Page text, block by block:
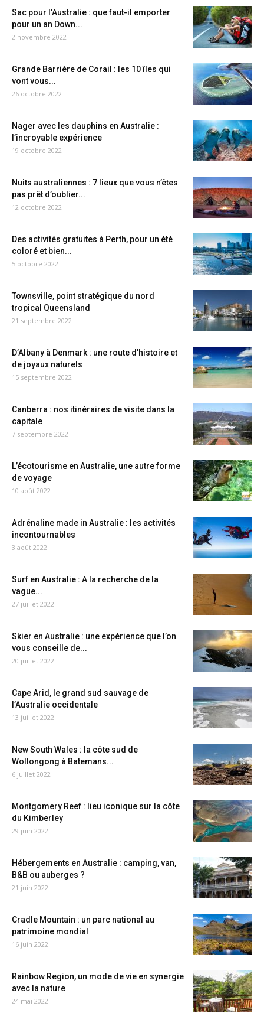
Sac pour l’Australie : que faut-il emporter
pour un an Down...
2 novembre 2022
Grande Barrière de Corail : les 10 îles qui
vont vous...
26 octobre 2022
Nager avec les dauphins en Australie :
l’incroyable expérience
19 octobre 2022
Nuits australiennes : 7 lieux que vous n’êtes
pas prêt d’oublier...
12 octobre 2022
Des activités gratuites à Perth, pour un été
coloré et bien...
5 octobre 2022
Townsville, point stratégique du nord
tropical Queensland
21 septembre 2022
D’Albany à Denmark : une route d’histoire et
de joyaux naturels
15 septembre 2022
Canberra : nos itinéraires de visite dans la
capitale
7 septembre 2022
L’écotourisme en Australie, une autre forme
de voyage
10 août 2022
Adrénaline made in Australie : les activités
incontournables
3 août 2022
Surf en Australie : A la recherche de la
vague...
27 juillet 2022
Skier en Australie : une expérience que l’on
vous conseille de...
20 juillet 2022
Cape Arid, le grand sud sauvage de
l’Australie occidentale
13 juillet 2022
New South Wales : la côte sud de
Wollongong à Batemans...
6 juillet 2022
Montgomery Reef : lieu iconique sur la côte
du Kimberley
29 juin 2022
Hébergements en Australie : camping, van,
B&B ou auberges ?
21 juin 2022
Cradle Mountain : un parc national au
patrimoine mondial
16 juin 2022
Rainbow Region, un mode de vie en synergie
avec la nature
24 mai 2022